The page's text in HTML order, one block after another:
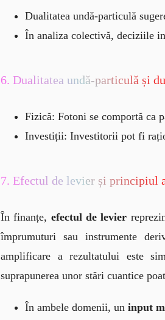
Dualitatea undă-particulă
În analiza colectivă, deciziile
6. Dualitatea undă-particulă și
Fizică: Fotoni se comportă ca
Investiții: Investitorii pot fi
7. Efectul de levier și principiul
În finanțe, efectul de levier
împrumuturi sau instrumente
amplificare a rezultatului este
suprapunerea unor stări cuantice
În ambele domenii, un input